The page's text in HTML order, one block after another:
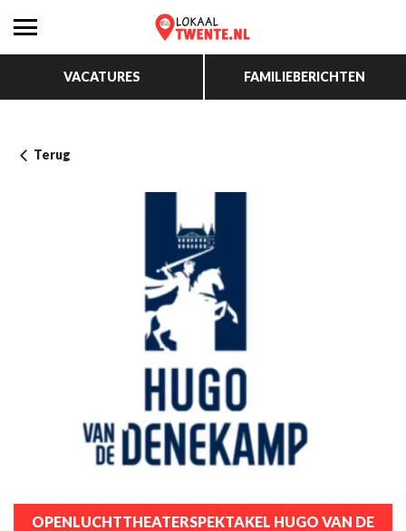
VACATURES FAMILIEBERICHTEN
Terug
OPENLUCHTTHEATERSPEKTAKEL HUGO VAN DE